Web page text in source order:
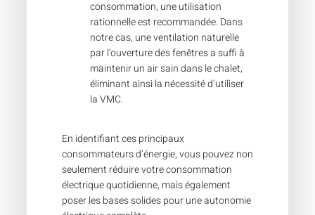
consommation, une utilisation
rationnelle est recommandée. Dans
notre cas, une ventilation naturelle
par l’ouverture des fenêtres a suffi à
maintenir un air sain dans le chalet,
éliminant ainsi la nécessité d’utiliser
la VMC.
En identifiant ces principaux
consommateurs d’énergie, vous pouvez non
seulement réduire votre consommation
électrique quotidienne, mais également
poser les bases solides pour une autonomie